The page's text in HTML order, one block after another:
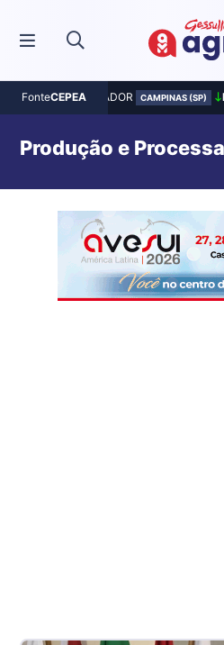
FonteCEPEA
MILHO - INDICADOR CAMPINAS (SP)
Produção e